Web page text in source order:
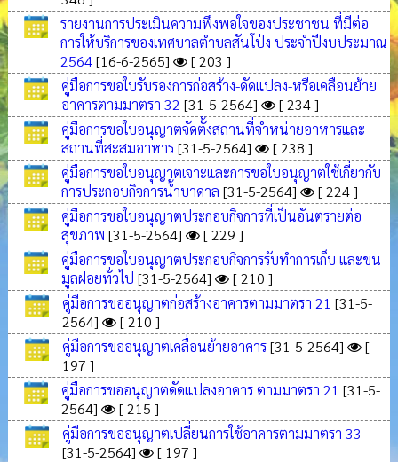
รายงานการประเมินความพึงพอใจของประชาชน ที่มีต่อ
การให้บริการของเทศบาลตำบลสันโป่ง ประจำปีงบประมาณ
2564[16-6-2565]
[ 203 ]
คู่มือการขอใบรับรองการก่อสร้าง-ดัดแปลง-หรือเคลือนย้าย
อาคารตามมาตรา 32 [31-5-2564]
[ 234 ]
คู่มือการขอใบอนุญาตจัดตั้งสถานที่จำหน่ายอาหารและ
สถานที่สะสมอาหาร[31-5-2564]
[ 238 ]
คู่มือการขอใบอนุญาตเจาะและการขอใบอนุญาตใช้เกี่ยวกับ
การประกอบกิจการน้ำบาดาล [31-5-2564]
[ 224 ]
คู่มือการขอใบอนุญาตประกอบกิจการที่เป็นอันตรายต่อ
สุขภาพ [31-5-2564]
[ 229 ]
คู่มือการขอใบอนุญาตประกอบกิจการรับทำการเก็บ และขน
มูลฝอยทั่วไป [31-5-2564]
[ 210 ]
คู่มือการขออนุญาตก่อสร้างอาคารตามมาตรา 21 [31-5-
2564]
[ 210 ]
คู่มือการขออนุญาตเคลื่อนย้ายอาคาร[31-5-2564]
[
197 ]
คู่มือการขออนุญาตดัดแปลงอาคาร ตามมาตรา 21 [31-5-
2564]
[ 215 ]
คู่มือการขออนุญาตเปลี่ยนการใช้อาคารตามมาตรา 33
[31-5-2564]
[ 197 ]